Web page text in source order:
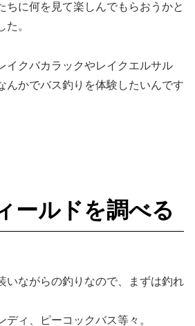
ちに何を見て楽しんでもらおうかと
。
イクバカラックやレイクエルサル
んかでバス釣りを体験したいんです
ールドを調べる
ながらの釣りなので、まずは釣れ
ディ、ピーコックバス等々。